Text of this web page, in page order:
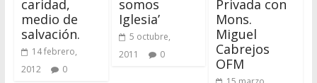
caridad,
medio de
salvación.
14 febrero,
2012
0
somos
Iglesia’
5 octubre,
2011
0
Privada con
Mons.
Miguel
Cabrejos
OFM